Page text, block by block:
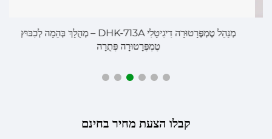
מְנַהֵל טֶמְפֶּרָטוּרָה דִיגִיטָלִי DHK-713A – מְהֻלָּךְ בְּהֵמָה לְכִבּוּץ
טֶמְפֶּרָטוּרָה פְּתֻרָה
קבלו הצעת מחיר בחינם